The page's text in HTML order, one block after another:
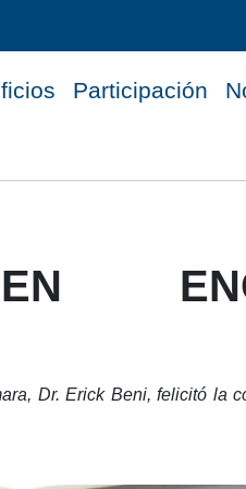
Participación
Dr. Erick Beni, felicitó la